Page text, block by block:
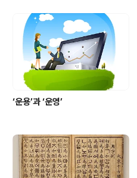
‘운용’과 ‘운영’